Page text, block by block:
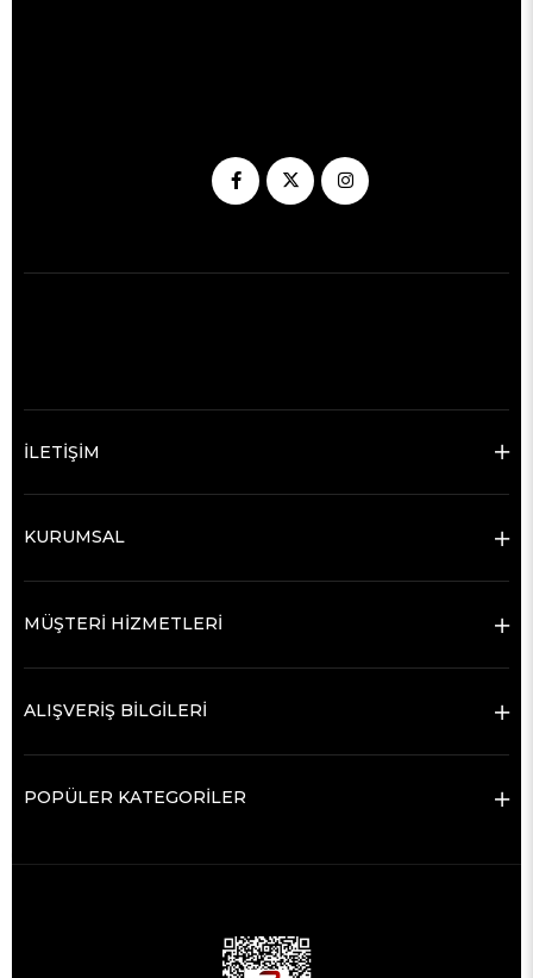
İLETİŞİM
KURUMSAL
MÜŞTERİ HİZMETLERİ
ALIŞVERİŞ BİLGİLERİ
POPÜLER KATEGORİLER